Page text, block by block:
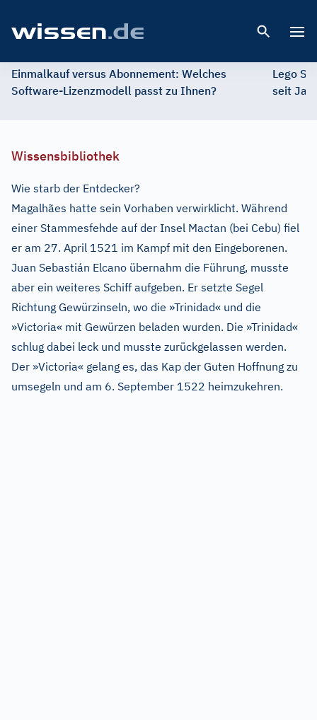
Einmalkauf versus Abonnement: Welches
Software-Lizenzmodell passt zu Ihnen?
Lego
seit
Wissensbibliothek
Wie starb der Entdecker?
Magalhães hatte sein Vorhaben verwirklicht. Während
einer Stammesfehde auf der Insel Mactan (bei Cebu) fiel
er am 27. April 1521 im Kampf mit den Eingeborenen.
Juan Sebastián Elcano übernahm die Führung, musste
aber ein weiteres Schiff aufgeben. Er setzte Segel
Richtung Gewürzinseln, wo die »Trinidad« und die
»Victoria« mit Gewürzen beladen wurden. Die »Trinidad«
schlug dabei leck und musste zurückgelassen werden.
Der »Victoria« gelang es, das Kap der Guten Hoffnung zu
umsegeln und am 6. September 1522 heimzukehren.